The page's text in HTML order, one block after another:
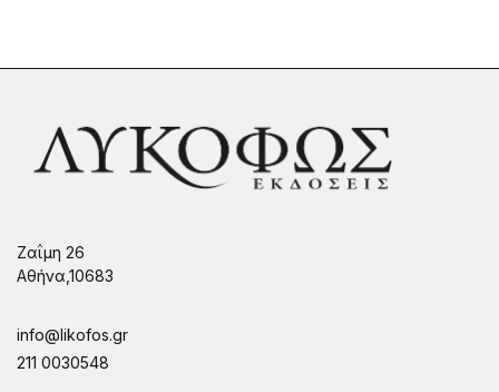
Ζαΐμη 26
Αθήνα,10683
info@likofos.gr
211 0030548